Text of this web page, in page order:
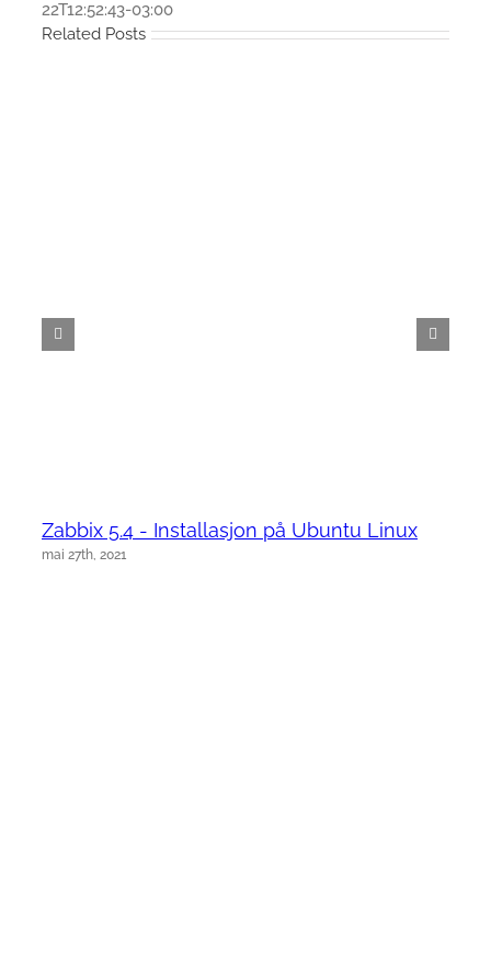
22T12:52:43-03:00
Related Posts
Zabbix 5.4 - Installasjon på Ubuntu Linux
mai 27th, 2021